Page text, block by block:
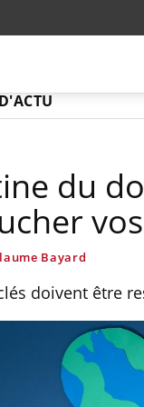
du
Bayard
doivent être